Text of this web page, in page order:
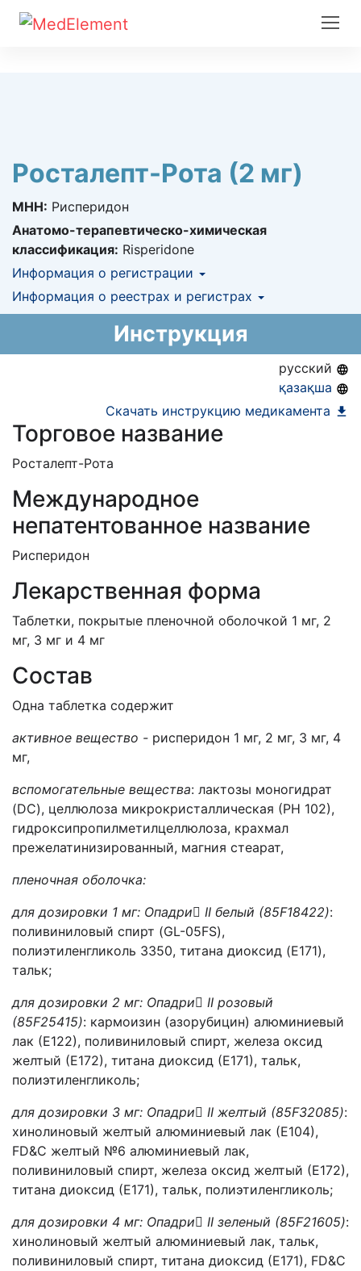
Росталепт-Рота (2 мг)
МНН: Рисперидон
Анатомо-терапевтическо-химическая
классификация: Risperidone
Информация о регистрации
Номер регистрации в РК:№ РК-ЛС-5№019595
Информация о реестрах и регистрах
амбулаторного лекарственного обеспечения)
ЕД (Включено в Список ЛС в рамках ГОБМП,
дистрибьютора)
Инструкция
русский
қазақша
Скачать инструкцию медикамента
Торговое название
Росталепт-Рота
Международное
непатентованное название
Рисперидон
Лекарственная форма
Таблетки, покрытые пленочной оболочкой 1 мг, 2
мг, 3 мг и 4 мг
Состав
Одна таблетка содержит
активное вещество - рисперидон 1 мг, 2 мг, 3 мг, 4
мг,
вспомогательные вещества: лактозы моногидрат
(DC), целлюлоза микрокристаллическая (РН 102),
гидроксипропилметилцеллюлоза, крахмал
прежелатинизированный, магния стеарат,
пленочная оболочка:
для дозировки 1 мг: Опадри II белый (85F18422):
поливиниловый спирт (GL-05FS),
полиэтиленгликоль 3350, титана диоксид (E171),
тальк;
для дозировки 2 мг: Опадри II розовый
(85F25415): кармоизин (азорубицин) алюминиевый
лак (Е122), поливиниловый спирт, железа оксид
желтый (Е172), титана диоксид (Е171), тальк,
полиэтиленгликоль;
для дозировки 3 мг: Опадри II желтый (85F32085):
хинолиновый желтый алюминиевый лак (Е104),
FD&C желтый №6 алюминиевый лак,
поливиниловый спирт, железа оксид желтый (Е172),
титана диоксид (Е171), тальк, полиэтиленгликоль;
для дозировки 4 мг: Опадри II зеленый (85F21605):
хинолиновый желтый алюминиевый лак, тальк,
поливиниловый спирт, титана диоксид (Е171), FD&C